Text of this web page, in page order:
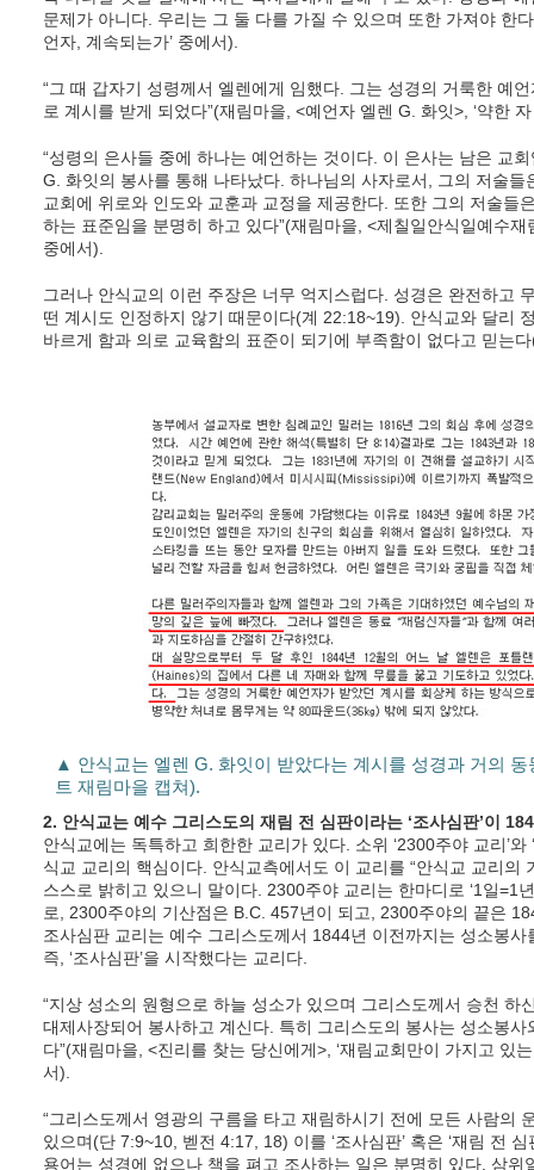
문제가 아니다. 우리는 그 둘 다를 가질 수 있으며 또한 가져야 한
언자, 계속되는가’ 중에서).
“그 때 갑자기 성령께서 엘렌에게 임했다. 그는 성경의 거룩한 예
로 계시를 받게 되었다”(재림마을, <예언자 엘렌 G. 화잇>, ‘약한
“성령의 은사들 중에 하나는 예언하는 것이다. 이 은사는 남은 교
G. 화잇의 봉사를 통해 나타났다. 하나님의 사자로서, 그의 저술
교회에 위로와 인도와 교훈과 교정을 제공한다. 또한 그의 저술들
하는 표준임을 분명히 하고 있다”(재림마을, <제칠일안식일예수재
중에서).
그러나 안식교의 이런 주장은 너무 억지스럽다. 성경은 완전하고
떤 계시도 인정하지 않기 때문이다(계 22:18~19). 안식교와 달리
바르게 함과 의로 교육함의 표준이 되기에 부족함이 없다고 믿는
▲ 안식교는 엘렌 G. 화잇이 받았다는 계시를 성경과 거의
트 재림마을 캡쳐).
2. 안식교는 예수 그리스도의 재림 전 심판이라는 ‘조사심판’이
안식교에는 독특하고 희한한 교리가 있다. 소위 ‘2300주야 교리’
식교 교리의 핵심이다. 안식교측에서도 이 교리를 “안식교 교리의
스스로 밝히고 있으니 말이다. 2300주야 교리는 한마디로 ‘1일=1
로, 2300주야의 기산점은 B.C. 457년이 되고, 2300주야의 끝은
조사심판 교리는 예수 그리스도께서 1844년 이전까지는 성소봉
즉, ‘조사심판’을 시작했다는 교리다.
“지상 성소의 원형으로 하늘 성소가 있으며 그리스도께서 승천 하
대제사장되어 봉사하고 계신다. 특히 그리스도의 봉사는 성소봉
다”(재림마을, <진리를 찾는 당신에게>, ‘재림교회만이 가지고 있
서).
“그리스도께서 영광의 구름을 타고 재림하시기 전에 모든 사람의
있으며(단 7:9~10, 벧전 4:17, 18) 이를 ‘조사심판’ 혹은 ‘재림 전
용어는 성경에 없으나 책을 펴고 조사하는 일은 분명히 있다. 삼